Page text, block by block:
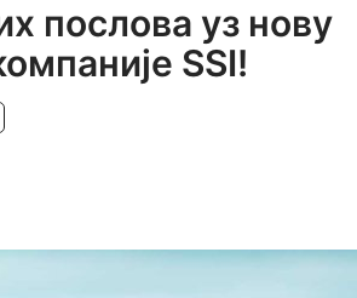
послова уз нову
SSI!